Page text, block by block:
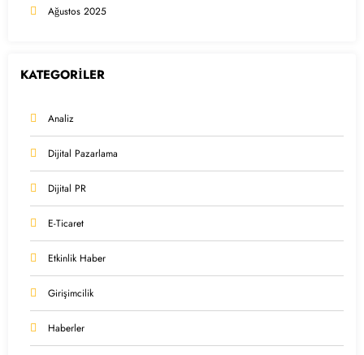
Ağustos 2025
KATEGORİLER
Analiz
Dijital Pazarlama
Dijital PR
E-Ticaret
Etkinlik Haber
Girişimcilik
Haberler